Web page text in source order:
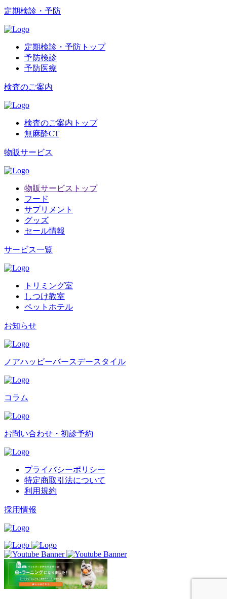
定期検診・予防
定期検診・予防トップ
予防検診
予防医療
検査のご案内
検査のご案内トップ
無麻酔CT
物販サービス
物販サービストップ
フード
サプリメント
グッズ
セール情報
サービス一覧
トリミング室
しつけ教室
ペットホテル
お知らせ
ノアハッピーバースデースタイル
コラム
お問い合わせ・初診予約
プライバシーポリシー
特定商取引法について
利用規約
採用情報